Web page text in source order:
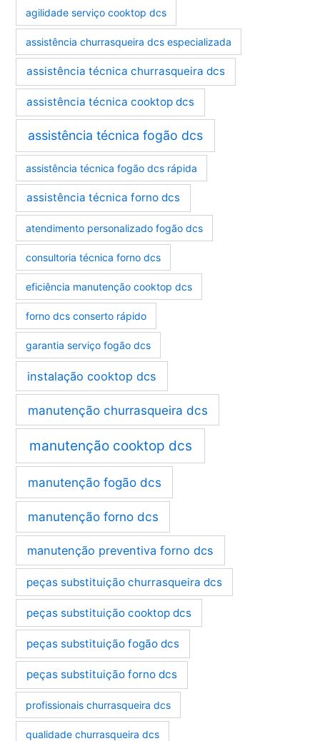
a
agilidade serviço cooktop dcs
assistência churrasqueira dcs especializada
assistência técnica churrasqueira dcs
assistência técnica cooktop dcs
assistência técnica fogão dcs
assistência técnica fogão dcs rápida
assistência técnica forno dcs
atendimento personalizado fogão dcs
consultoria técnica forno dcs
eficiência manutenção cooktop dcs
forno dcs conserto rápido
garantia serviço fogão dcs
instalação cooktop dcs
manutenção churrasqueira dcs
manutenção cooktop dcs
manutenção fogão dcs
manutenção forno dcs
manutenção preventiva forno dcs
peças substituição churrasqueira dcs
peças substituição cooktop dcs
peças substituição fogão dcs
peças substituição forno dcs
profissionais churrasqueira dcs
qualidade churrasqueira dcs